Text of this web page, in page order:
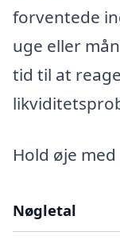
forventede
uge eller
tid til at
Hold øje
Nøgletal